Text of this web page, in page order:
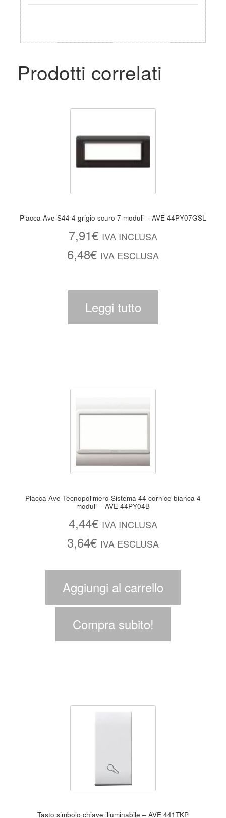
Prodotti correlati
Placca Ave S44 4 grigio scuro 7 moduli – AVE 44PY07GSL
7,91€ IVA INCLUSA
6,48€ IVA ESCLUSA
Leggi tutto
Placca Ave Tecnopolimero Sistema 44 cornice bianca 4
moduli – AVE 44PY04B
4,44€ IVA INCLUSA
3,64€ IVA ESCLUSA
Aggiungi al carrello
Compra subito!
Tasto simbolo chiave illuminabile – AVE 441TKP